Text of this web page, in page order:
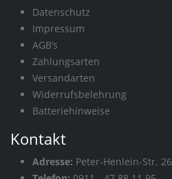
Datenschutz
Impressum
AGB’s
Zahlungsarten
Versandarten
Widerrufsbelehrung
Batteriehinweise
Kontakt
Adresse: Peter-Henlein-Str. 26